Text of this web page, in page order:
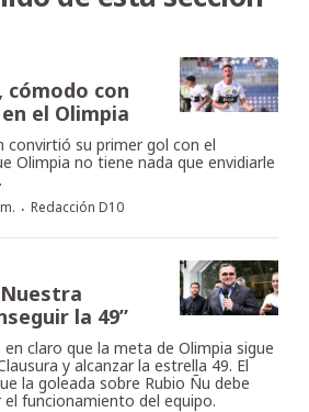
cómodo con
el Olimpia
convirtió su primer gol con el
Olimpia no tiene nada que envidiarle
· Redacción D10
la 49”
claro que la meta de Olimpia sigue
y alcanzar la estrella 49. El
la goleada sobre Rubio Ñu debe
funcionamiento del equipo.